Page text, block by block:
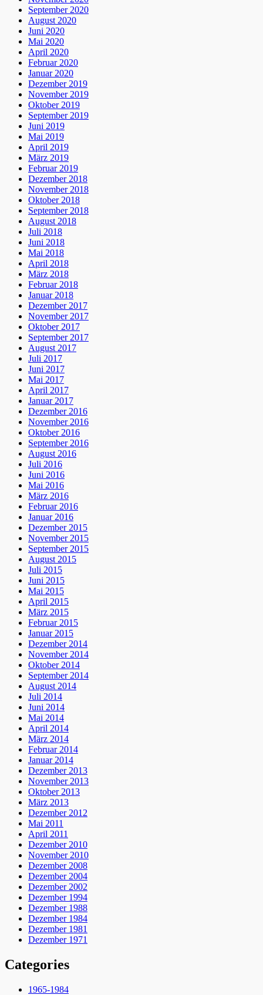
September 2020
August 2020
Juni 2020
Mai 2020
April 2020
Februar 2020
Januar 2020
Dezember 2019
November 2019
Oktober 2019
September 2019
Juni 2019
Mai 2019
April 2019
März 2019
Februar 2019
Dezember 2018
November 2018
Oktober 2018
September 2018
August 2018
Juli 2018
Juni 2018
Mai 2018
April 2018
März 2018
Februar 2018
Januar 2018
Dezember 2017
November 2017
Oktober 2017
September 2017
August 2017
Juli 2017
Juni 2017
Mai 2017
April 2017
Januar 2017
Dezember 2016
November 2016
Oktober 2016
September 2016
August 2016
Juli 2016
Juni 2016
Mai 2016
März 2016
Februar 2016
Januar 2016
Dezember 2015
November 2015
September 2015
August 2015
Juli 2015
Juni 2015
Mai 2015
April 2015
März 2015
Februar 2015
Januar 2015
Dezember 2014
November 2014
Oktober 2014
September 2014
August 2014
Juli 2014
Juni 2014
Mai 2014
April 2014
März 2014
Februar 2014
Januar 2014
Dezember 2013
November 2013
Oktober 2013
März 2013
Dezember 2012
Mai 2011
April 2011
Dezember 2010
November 2010
Dezember 2008
Dezember 2004
Dezember 2002
Dezember 1994
Dezember 1988
Dezember 1984
Dezember 1981
Dezember 1971
Categories
1965-1984